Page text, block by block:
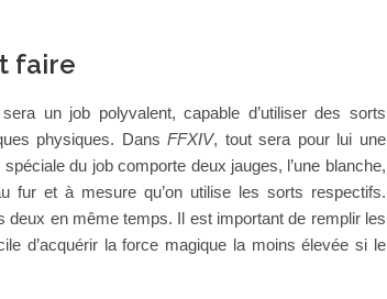
faire
un job polyvalent, capable d’utiliser des sorts
physiques. DansFFXIV, tout sera pour lui une
du job comporte deux jauges, l’une blanche,
fur et à mesure qu’on utilise les sorts respectifs.
en même temps. Il est important de remplir les
d’acquérir la force magique la moins élevée si le